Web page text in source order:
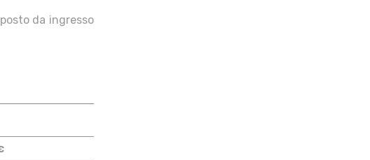
da ingresso